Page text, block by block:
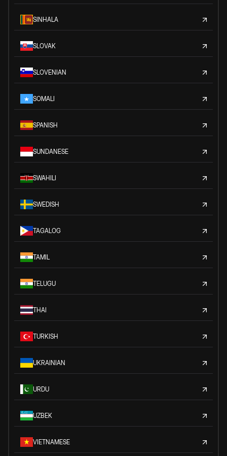
SINHALA
SLOVAK
SLOVENIAN
SOMALI
SPANISH
SUNDANESE
SWAHILI
SWEDISH
TAGALOG
TAMIL
TELUGU
THAI
TURKISH
UKRAINIAN
URDU
UZBEK
VIETNAMESE